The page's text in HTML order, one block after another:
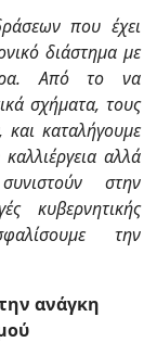
που έχει
διάστημα με
Από το να
σχήματα, τους
και καταλήγουμε
αλλά
στην
κυβερνητικής
την
ανάγκη